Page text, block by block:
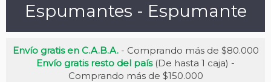
Espumantes - Espumante
Envío gratis en C.A.B.A.- Comprando más de $80.000
Envío gratis resto del país(De hasta 1 caja) -
Comprando más de $150.000